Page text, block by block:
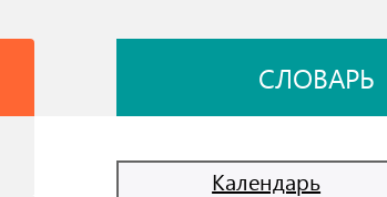
СЛОВАРЬ
Календарь